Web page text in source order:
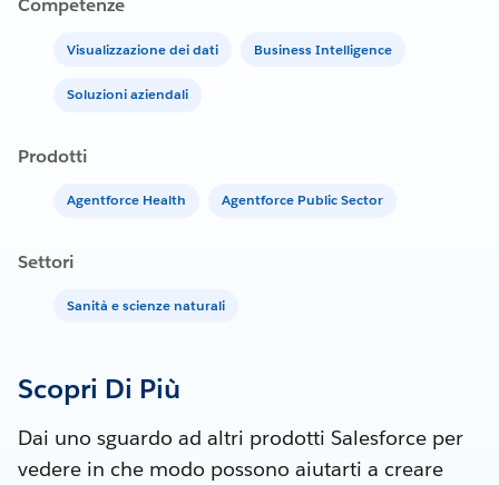
Competenze
Visualizzazione dei dati Business Intelligence
Soluzioni aziendali
Prodotti
Agentforce Health Agentforce Public Sector
Settori
Sanità e scienze naturali
Scopri Di Più
Dai uno sguardo ad altri prodotti Salesforce per
vedere in che modo possono aiutarti a creare